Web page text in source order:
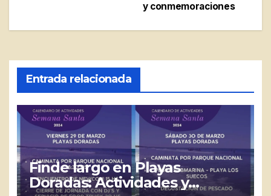
y conmemoraciones
Entrada relacionada
Finde largo en Playas
Doradas: Actividades y